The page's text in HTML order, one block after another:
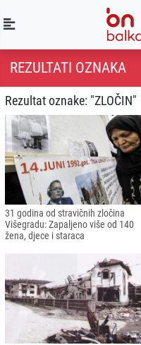
REZULTATI OZNAKA
Rezultat oznake: "ZLOČIN"
31 godina od stravičnih zločina
Višegradu: Zapaljeno više od 140
žena, djece i staraca